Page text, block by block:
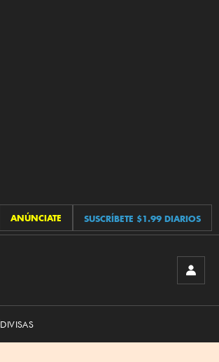
ANÚNCIATE SUSCRÍBETE $1.99 DIARIOS
DIVISAS